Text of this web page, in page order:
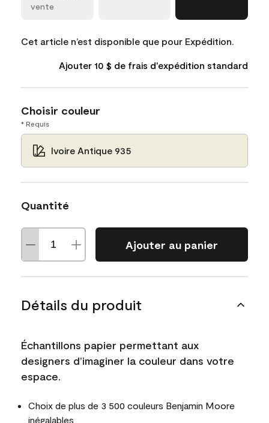
vente
Cet article n’est disponible que pour Expédition.
Ajouter 10 $ de frais d'expédition standard
Choisir couleur
* Requis
Ivoire Antique 935
Quantité
Ajouter au panier
Détails du produit
Échantillons papier permettant aux
designers d’imaginer la couleur dans votre
espace.
Choix de plus de 3 500 couleurs Benjamin Moore
inégalables